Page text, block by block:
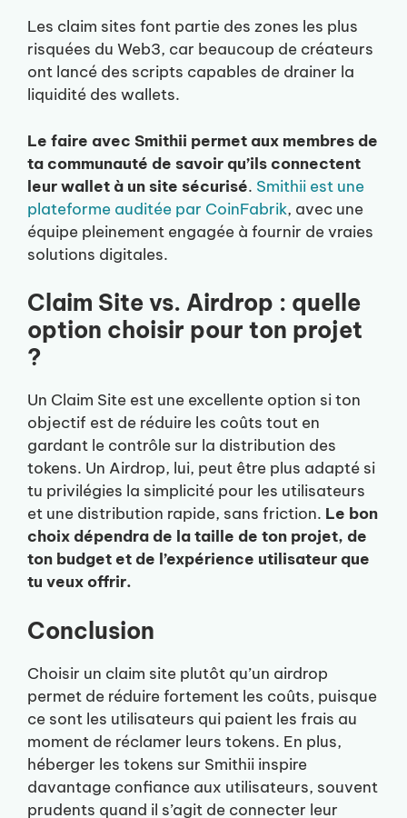
Les claim sites font partie des zones les plus
risquées du Web3, car beaucoup de créateurs
ont lancé des scripts capables de drainer la
liquidité des wallets.
Le faire avec Smithii permet aux membres de
ta communauté de savoir qu’ils connectent
leur wallet à un site sécurisé. Smithii est une
plateforme auditée par CoinFabrik, avec une
équipe pleinement engagée à fournir de vraies
solutions digitales.
Claim Site vs. Airdrop : quelle
option choisir pour ton projet
?
Un Claim Site est une excellente option si ton
objectif est de réduire les coûts tout en
gardant le contrôle sur la distribution des
tokens. Un Airdrop, lui, peut être plus adapté si
tu privilégies la simplicité pour les utilisateurs
et une distribution rapide, sans friction. Le bon
choix dépendra de la taille de ton projet, de
ton budget et de l’expérience utilisateur que
tu veux offrir.
Conclusion
Choisir un claim site plutôt qu’un airdrop
permet de réduire fortement les coûts, puisque
ce sont les utilisateurs qui paient les frais au
moment de réclamer leurs tokens. En plus,
héberger les tokens sur Smithii inspire
davantage confiance aux utilisateurs, souvent
prudents quand il s’agit de connecter leur